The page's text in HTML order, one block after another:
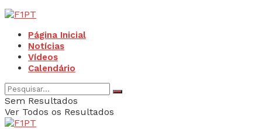
Página Inicial
Notícias
Vídeos
Calendário
Sem Resultados
Ver Todos os Resultados